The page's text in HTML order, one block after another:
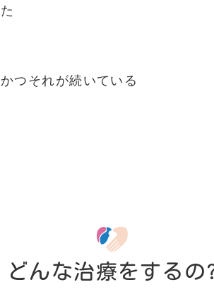
つそれが続いている
どんな治療をするの